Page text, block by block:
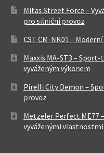
Mitas Street Force –
pro silniční provoz
CST CM-NK01 –
Maxxis MA-ST3 –
vyváženým výkonem
Pirelli City Demon –
provoz
Metzeler Perfect ME77
vyváženými vlastnostmi